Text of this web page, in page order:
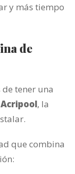
y más tiempo
de
tener una
Acripool, la
que combina